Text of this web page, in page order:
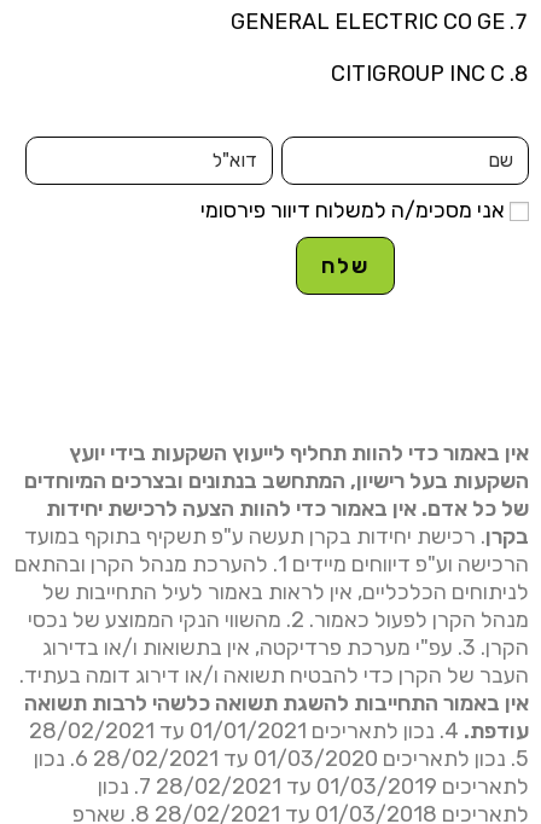
GENERAL ELECTRIC CO GE
CITIGROUP INC C
אני מסכימ/ה למשלוח דיוור פירסומי
אין באמור כדי להוות תחליף לייעוץ השקעות בידי יועץ
השקעות בעל רישיון, המתחשב בנתונים ובצרכים המיוחדים
של כל אדם. אין באמור כדי להוות הצעה לרכישת יחידות
בקרן. רכישת יחידות בקרן תעשה ע"פ תשקיף בתוקף במועד
הרכישה וע"פ דיווחים מיידים 1. להערכת מנהל הקרן ובהתאם
לניתוחים הכלכליים, אין לראות באמור לעיל התחייבות של
מנהל הקרן לפעול כאמור. 2. מהשווי הנקי הממוצע של נכסי
הקרן. 3. עפ"י מערכת פרדיקטה, אין בתשואות ו/או בדירוג
העבר של הקרן כדי להבטיח תשואה ו/או דירוג דומה בעתיד.
אין באמור התחייבות להשגת תשואה כלשהי לרבות תשואה
עודפת.
4. נכון לתאריכים 01/01/2021 עד 28/02/2021
5. נכון לתאריכים 01/03/2020 עד 28/02/2021 6. נכון
לתאריכים 01/03/2019 עד 28/02/2021 7. נכון
לתאריכים 01/03/2018 עד 28/02/2021 8. שארפ